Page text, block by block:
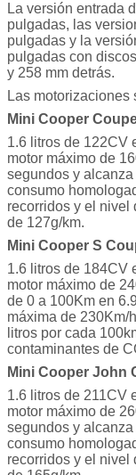
La versión entrada
pulgadas, las
pulgadas y la
pulgadas con
y 258 mm detrás.
Las
Mini Cooper
1.6 litros de 122CV
motor máximo de
segundos y
consumo
recorridos y el nivel
de 127g/km.
Mini Cooper S
1.6 litros de 184CV
motor máximo de
de 0 a 100Km en
máxima de 230Km/
litros por cada
contaminantes de
Mini Cooper John
1.6 litros de 211CV
motor máximo de
segundos y
consumo
recorridos y el nivel